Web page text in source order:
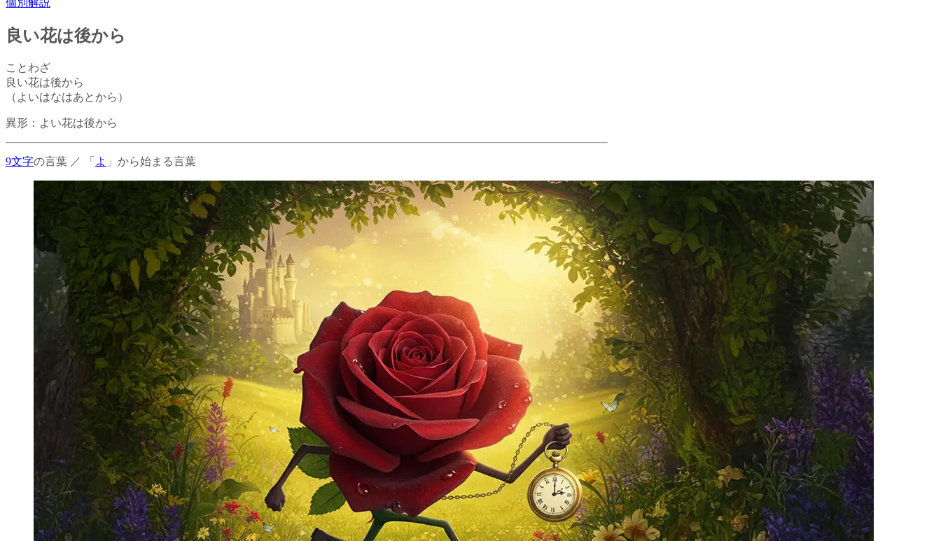
個別解説
良い花は後から
ことわざ
良い花は後から
（よいはなはあとから）
異形： よい花は後から
9文字の言葉 ／ 「 よ 」から始まる言葉